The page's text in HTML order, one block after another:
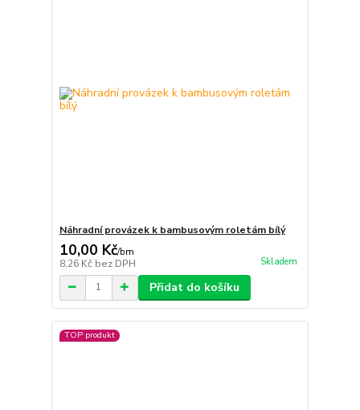
Náhradní provázek k bambusovým roletám bílý
10,00 Kč/bm
8,26 Kč bez DPH Skladem
Přidat do košíku
TOP produkt